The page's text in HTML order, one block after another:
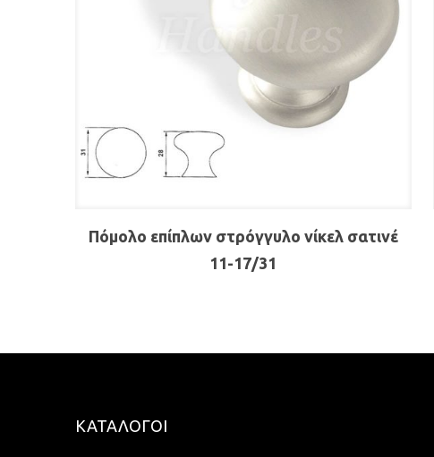
Πόμολo επίπλων στρόγγυλο νίκελ σατινέ
11-17/31
ΚΑΤΑΛΟΓΟΙ